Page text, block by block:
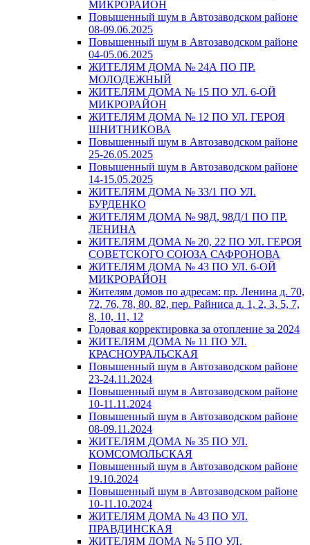
МИКРОРАЙОН
Повышенный шум в Автозаводском районе
08-09.06.2025
Повышенный шум в Автозаводском районе
04-05.06.2025
ЖИТЕЛЯМ ДОМА № 24А ПО ПР.
МОЛОДЕЖНЫЙ
ЖИТЕЛЯМ ДОМА № 15 ПО УЛ. 6-ОЙ
МИКРОРАЙОН
ЖИТЕЛЯМ ДОМА № 12 ПО УЛ. ГЕРОЯ
ШНИТНИКОВА
Повышенный шум в Автозаводском районе
25-26.05.2025
Повышенный шум в Автозаводском районе
14-15.05.2025
ЖИТЕЛЯМ ДОМА № 33/1 ПО УЛ.
БУРДЕНКО
ЖИТЕЛЯМ ДОМА № 98Д, 98Д/1 ПО ПР.
ЛЕНИНА
ЖИТЕЛЯМ ДОМА № 20, 22 ПО УЛ. ГЕРОЯ
СОВЕТСКОГО СОЮЗА САФРОНОВА
ЖИТЕЛЯМ ДОМА № 43 ПО УЛ. 6-ОЙ
МИКРОРАЙОН
Жителям домов по адресам: пр. Ленина д. 70,
72, 76, 78, 80, 82, пер. Райниса д. 1, 2, 3, 5, 7,
8, 10, 11, 12
Годовая корректировка за отопление за 2024
ЖИТЕЛЯМ ДОМА № 11 ПО УЛ.
КРАСНОУРАЛЬСКАЯ
Повышенный шум в Автозаводском районе
23-24.11.2024
Повышенный шум в Автозаводском районе
10-11.11.2024
Повышенный шум в Автозаводском районе
08-09.11.2024
ЖИТЕЛЯМ ДОМА № 35 ПО УЛ.
КОМСОМОЛЬСКАЯ
Повышенный шум в Автозаводском районе
19.10.2024
Повышенный шум в Автозаводском районе
10-11.10.2024
ЖИТЕЛЯМ ДОМА № 43 ПО УЛ.
ПРАВДИНСКАЯ
ЖИТЕЛЯМ ДОМА № 5 ПО УЛ.